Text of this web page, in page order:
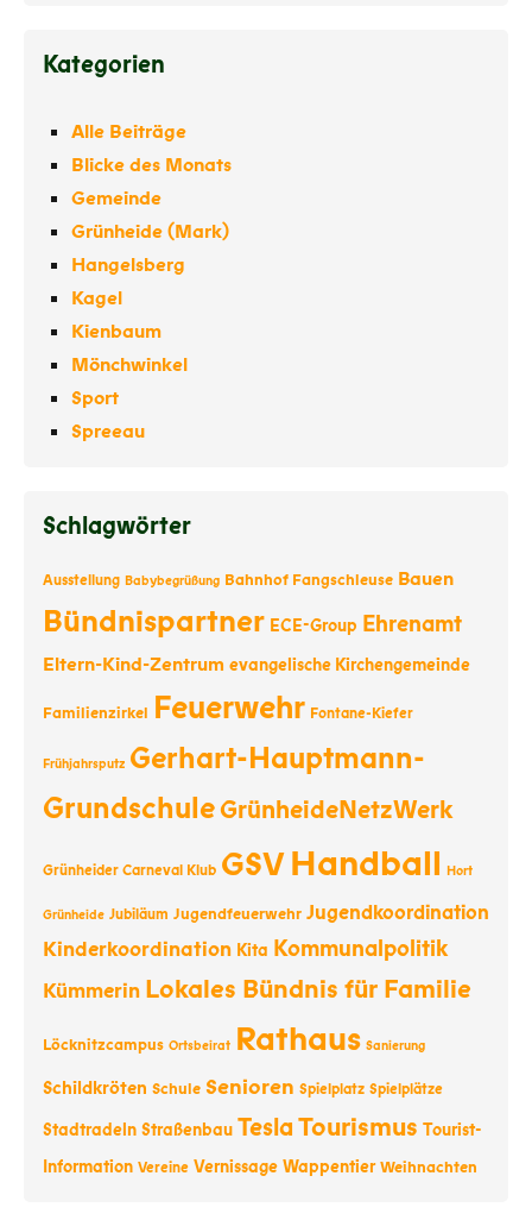
Kategorien
Alle Beiträge
Blicke des Monats
Gemeinde
Grünheide (Mark)
Hangelsberg
Kagel
Kienbaum
Mönchwinkel
Sport
Spreeau
Schlagwörter
Ausstellung Babybegrüßung Bahnhof Fangschleuse Bauen
Bündnispartner ECE-Group Ehrenamt
Eltern-Kind-Zentrum evangelische Kirchengemeinde
Familienzirkel Feuerwehr Fontane-Kiefer
Frühjahrsputz Gerhart-Hauptmann-
GrundschuleGrünheideNetzWerk
Grünheider Carneval Klub GSVHandball Hort
Grünheide Jubiläum Jugendfeuerwehr Jugendkoordination
Kinderkoordination Kita Kommunalpolitik
Kümmerin Lokales Bündnis für Familie
Löcknitzcampus Ortsbeirat Rathaus Sanierung
Schildkröten Schule Senioren Spielplatz Spielplätze
Stadtradeln Straßenbau TeslaTourismus Tourist-
Information Vereine Vernissage Wappentier Weihnachten